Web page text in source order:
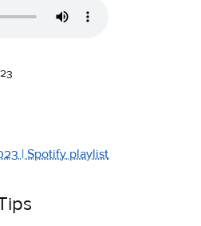
| Spotify playlist